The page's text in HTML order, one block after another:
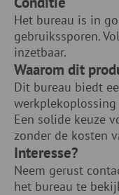
Het bureau is in
gebruikssporen.
inzetbaar.
Waarom dit
Dit bureau biedt
Een solide keuze
zonder de kosten
Interesse?
Neem gerust
het bureau te